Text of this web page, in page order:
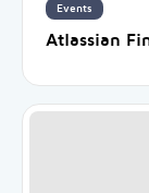
Events
Atlassian